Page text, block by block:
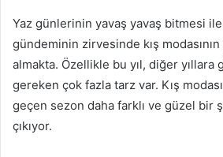
Yaz günlerinin yavaş yavaş bitmesi
gündeminin zirvesinde kış
almakta. Özellikle bu yıl, diğer yıllara
gereken çok fazla tarz var. Kış
geçen sezon daha farklı ve güzel bir
çıkıyor.